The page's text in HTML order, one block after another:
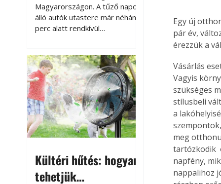
autónkat a nyári
károktól
Magyarországon. A tűző napon
álló autók utastere már néhány
perc alatt rendkívül
megközelítheti. Ez nemcsak a
beszállást teszi kellemetlenné,
hanem az autó állapotára és a
benne hagyott tárgyakra is
káros hatással lehet. Néhány
egyszerű óvintézkedéssel
azonban jelentősen
csökkenthetjük a hőség káros
Kültéri hűtés: hogyan
tehetjük
Egy új
pár év,
érezzük a
Vásárlás
Vagyis
szükséges
stílusbeli
a
meg
tartózkodik
napfény,
nappalihoz